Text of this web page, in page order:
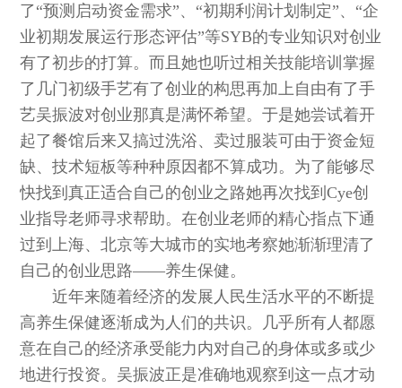
了“预测启动资金需求”、“初期利润计划制定”、“企
业初期发展运行形态评估”等SYB的专业知识对创业
有了初步的打算。而且她也听过相关技能培训掌握
了几门初级手艺有了创业的构思再加上自由有了手
艺吴振波对创业那真是满怀希望。于是她尝试着开
起了餐馆后来又搞过洗浴、卖过服装可由于资金短
缺、技术短板等种种原因都不算成功。为了能够尽
快找到真正适合自己的创业之路她再次找到Cye创
业指导老师寻求帮助。在创业老师的精心指点下通
过到上海、北京等大城市的实地考察她渐渐理清了
自己的创业思路——养生保健。
近年来随着经济的发展人民生活水平的不断提
高养生保健逐渐成为人们的共识。几乎所有人都愿
意在自己的经济承受能力内对自己的身体或多或少
地进行投资。吴振波正是准确地观察到这一点才动